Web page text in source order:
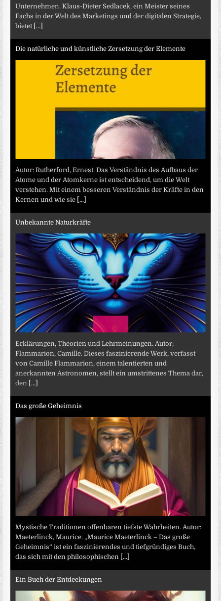
Unternehmen. Klaus-Dieter Sedlacek, ein Meister seines
Fachs in der Welt des Marketings und der digitalen Strategie,
bietet [...]
Die natürliche und künstliche Zersetzung der Elemente
Autor: Rutherford, Ernest. Das Verständnis des Aufbaus der
Atome und der Atomkerne ist entscheidend, um die Welt
verstehen. Mit einem besseren Verständnis der Kräfte in den
Kernen und wie sie [...]
Unbekannte Naturkräfte
Erklärungen, Theorien und Lehrmeinungen. Autor:
Flammarion, Camille. Dieses faszinierende Werk, verfasst
von Camille Flammarion, einem talentierten und
anerkannten Astronomen, stellt ein umstrittenes Thema dar,
den [...]
Das große Geheimnis
Mystische Traditionen offenbaren tiefste Wahrheiten. Autor:
Maeterlinck, Maurice. „Maurice Maeterlinck – Das große
Geheimnis“ ist ein faszinierendes und tiefgründiges Buch,
das sich mit den philosophischen [...]
Ein Buch der Entdeckungen